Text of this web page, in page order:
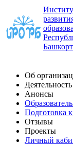
Об
Деятельность
Анонсы
Подготовка
Отзывы
Проекты
Личный